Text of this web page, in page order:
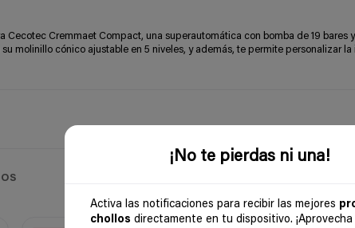
¡No te pierdas ni una!
Activa las notificaciones para recibir las mejores
chollos directamente en tu dispositivo. ¡Aprovecha
Cecotec Cremmaet Compact, una superautomática con bomba de 19 bares
su molinillo cónico ajustable en 5 niveles, y además, te permite personalizar